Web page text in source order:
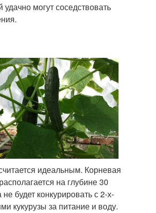
удачно могут соседствовать
идеальным. Корневая
на глубине 30
будет конкурировать с 2-х-
кукурузы за питание и воду.